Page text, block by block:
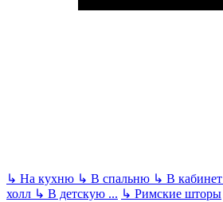
↳ На кухню ↳ В спальню ↳ В кабинет
холл ↳ В детскую ... ↳ Римские шторы